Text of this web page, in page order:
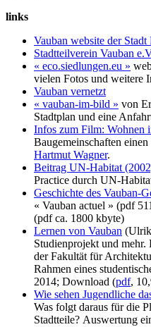
links
Vauban website der Stadt
Stadtteilverein Vauban
« eco.siedlungen.eu »
vielen Fotos und weitere
Vauban vernetzt
« vauban-im-bild » von
Stadtplan und eine
Infos zum Film: Wohnen
Baugemeinschaften
Hartmut Wagner.
Beitrag UN-Habitat
Practice durch UN-
Geschichte des Vauban-
« Vauban actuel » (pdf
(pdf ca. 1800 kbyte)
Lernen von Vauban
Studienprojekt und
der Fakultät für
Rahmen eines
2014; Download (pdf,
Wie sehen Jugendliche
Was folgt daraus für die
Stadtteile? Auswertung